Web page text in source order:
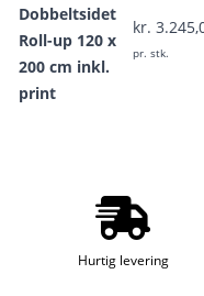
Dobbeltsidet
Roll-up 120 x
200 cm inkl.
print
kr.
pr. stk.
Hurtig levering